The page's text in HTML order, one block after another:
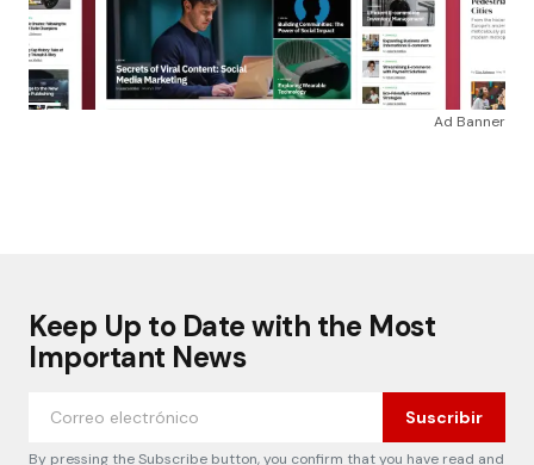
Ad Banner
Keep Up to Date with the Most
Important News
Suscribir
By pressing the Subscribe button, you confirm that you have read and